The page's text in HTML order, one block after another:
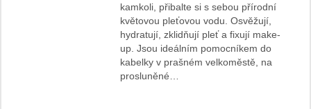
kamkoli, přibalte si s sebou přírodní
květovou pleťovou vodu. Osvěžují,
hydratují, zklidňují pleť a fixují make-
up. Jsou ideálním pomocníkem do
kabelky v prašném velkoměstě, na
prosluněné…